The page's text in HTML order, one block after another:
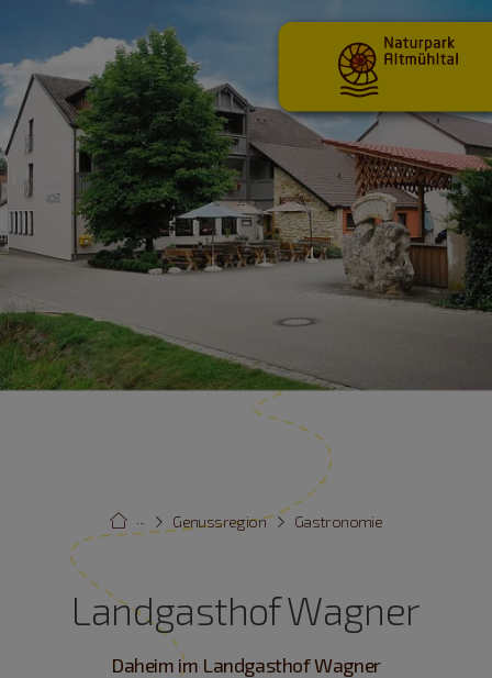
Gastronomie
Genussregion
···
Landgasthof Wagner
Daheim im Landgasthof Wagner